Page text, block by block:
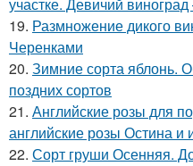
19. Размножение дикого
Черенками
20. Зимние сорта яблонь.
поздних сортов
21. Английские розы для
английские розы Остина и
22. Сорт груши Осенняя.